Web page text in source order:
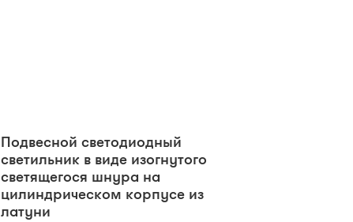
Подвесной светодиодный
светильник в виде изогнутого
светящегося шнура на
цилиндрическом корпусе из
латуни